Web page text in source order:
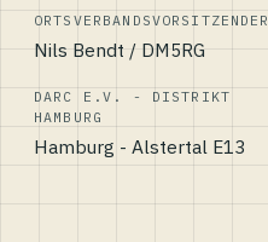
ORTSVERBANDSVORSITZENDER
Nils Bendt / DM5RG
DARC E.V. - DISTRIKT
HAMBURG
Hamburg - Alstertal E13